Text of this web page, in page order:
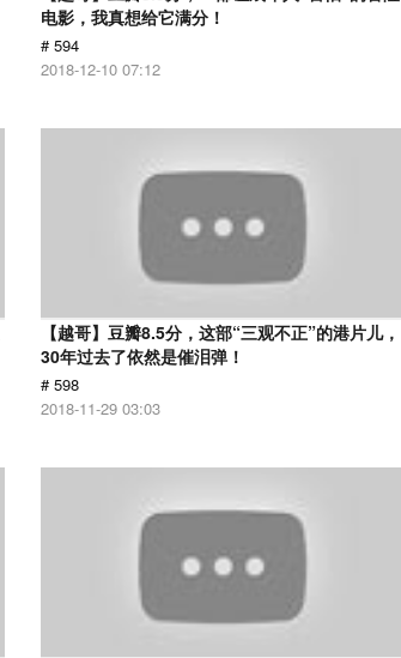
电影，我真想给它满分！
# 594
2018-12-10 07:12
【越哥】豆瓣8.5分，这部“三观不正”的港片儿，
30年过去了依然是催泪弹！
# 598
2018-11-29 03:03